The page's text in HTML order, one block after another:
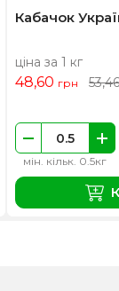
Кабачок
ціна за 1 кг
48,60 грн
мін. кільк. 0.5кг